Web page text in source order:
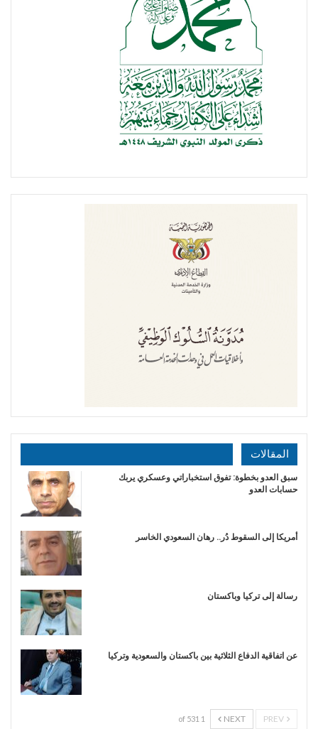
المقالات
سبق العدو بخطوة: تفوق استخباراتي وعسكري يربك
حسابات العدو
أمريكا إلى السقوط دُر.. رهان السعودي الخاسر
رسالة إلى تركيا وباكستان
عن اتفاقية الدفاع الثلاثية بين باكستان والسعودية وتركيا
NEXT
1 of 531